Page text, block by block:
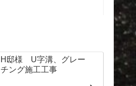
H邸様 U字溝、グレー
チング施工工事